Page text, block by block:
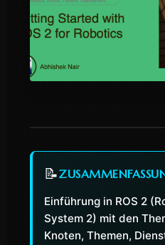
📝
Einführung in ROS 2
System 2) mit den
Knoten, Themen,